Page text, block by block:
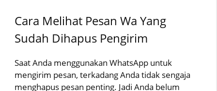
Cara Melihat Pesan Wa Yang
Sudah Dihapus Pengirim
Saat Anda menggunakan WhatsApp untuk
mengirim pesan, terkadang Anda tidak sengaja
menghapus pesan penting. Jadi Anda belum